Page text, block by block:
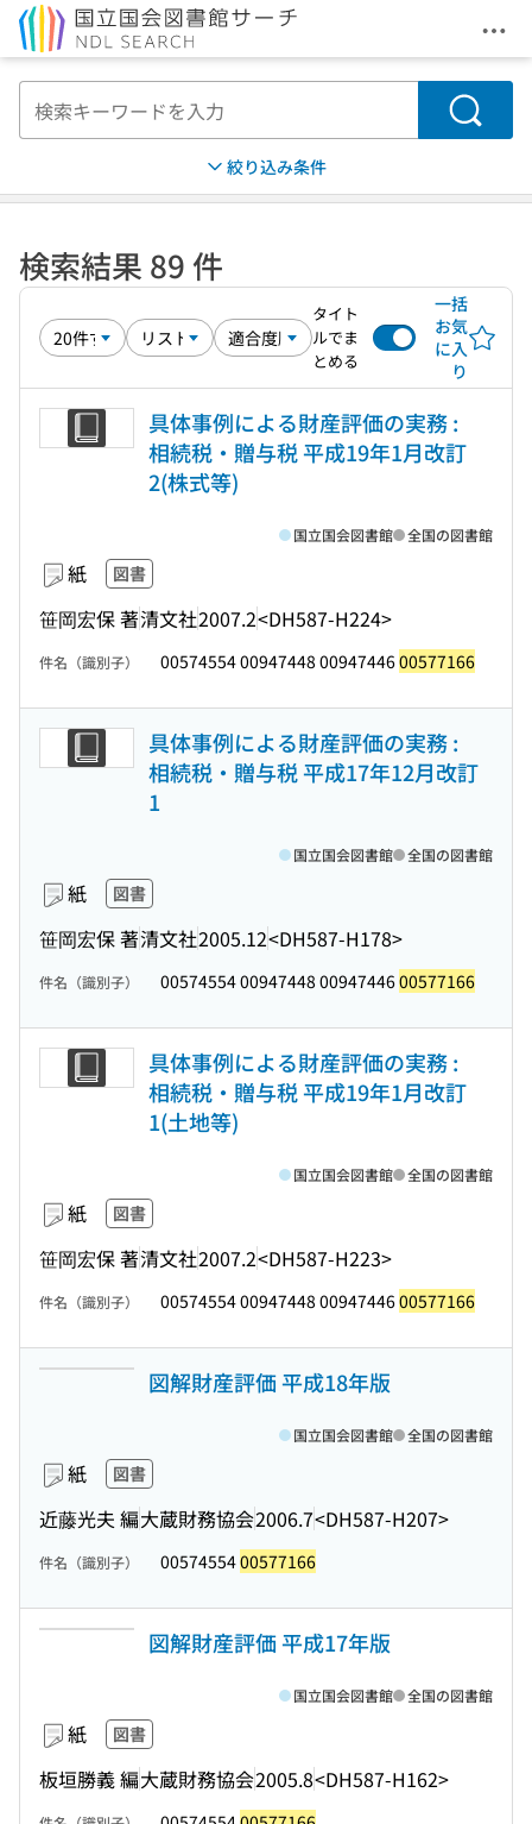
メ
検索
絞り込み条件
検索結果 89 件
タイト
ルでま
とめる
一括
お気
に入
り
具体事例による財産評価の実務 :
相続税・贈与税 平成19年1月改訂
2(株式等)
紙 図書
笹岡宏保 著清文社2007.2<DH587-H224>
国立国会図書館 全国の図書館
件名（識別子） 00574554 00947448 0094744600577166
具体事例による財産評価の実務 :
相続税・贈与税 平成17年12月改訂
1
紙 図書
笹岡宏保 著清文社2005.12<DH587-H178>
国立国会図書館 全国の図書館
件名（識別子） 00574554 00947448 0094744600577166
具体事例による財産評価の実務 :
相続税・贈与税 平成19年1月改訂
1(土地等)
紙 図書
笹岡宏保 著清文社2007.2<DH587-H223>
国立国会図書館 全国の図書館
件名（識別子） 00574554 00947448 0094744600577166
図解財産評価 平成18年版
紙 図書
近藤光夫 編大蔵財務協会2006.7<DH587-H207>
国立国会図書館 全国の図書館
件名（識別子） 0057455400577166
図解財産評価 平成17年版
紙 図書
板垣勝義 編大蔵財務協会2005.8<DH587-H162>
国立国会図書館 全国の図書館